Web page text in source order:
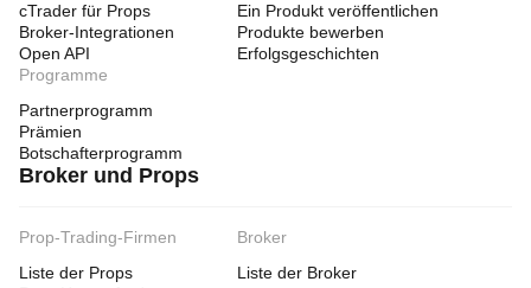
cTrader für Props
Broker-Integrationen
Open API
Ein Produkt veröffentlichen
Produkte bewerben
Erfolgsgeschichten
Programme
Partnerprogramm
Prämien
Botschafterprogramm
Broker und Props
Prop-Trading-Firmen
Liste der Props
Broker
Liste der Broker